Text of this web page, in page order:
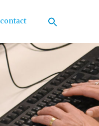
contact